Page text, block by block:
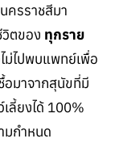
ครราชสีมา
วิตของ ทุกราย
ม่ไปพบแพทย์เพื่อ
อมาจากสุนัขที่มี
เลี้ยงได้ 100%
มกำหนด